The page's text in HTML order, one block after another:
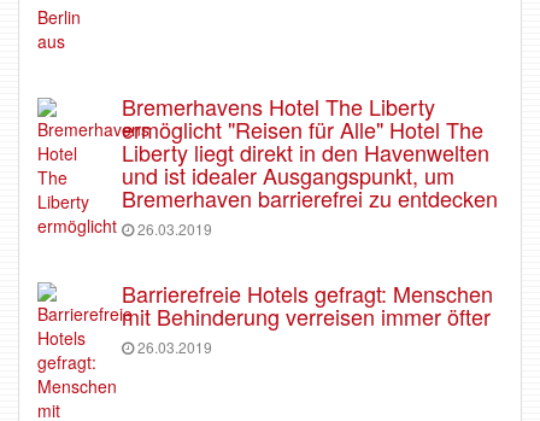
Bremerhavens Hotel The Liberty
ermöglicht "Reisen für Alle" Hotel The
Liberty liegt direkt in den Havenwelten
und ist idealer Ausgangspunkt, um
Bremerhaven barrierefrei zu entdecken
26.03.2019
Barrierefreie Hotels gefragt: Menschen
mit Behinderung verreisen immer öfter
26.03.2019